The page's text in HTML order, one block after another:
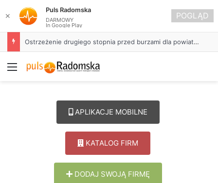
Ostrzeżenie drugiego stopnia przed burzami dla powiatu radomszczańskiego
Menu
APLIKACJE MOBILNE
KATALOG FIRM
DODAJ SWOJĄ FIRMĘ
✕
Puls Radomska
DARMOWY
In Google Play
POGLĄD